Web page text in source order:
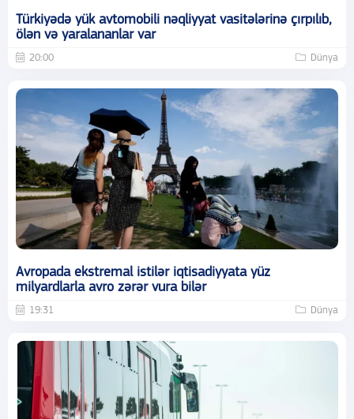
Türkiyədə yük avtomobili nəqliyyat vasitələrinə çırpılıb,
ölən və yaralananlar var
20:00 Dünya
Avropada ekstremal istilər iqtisadiyyata yüz
milyardlarla avro zərər vura bilər
19:31 Dünya